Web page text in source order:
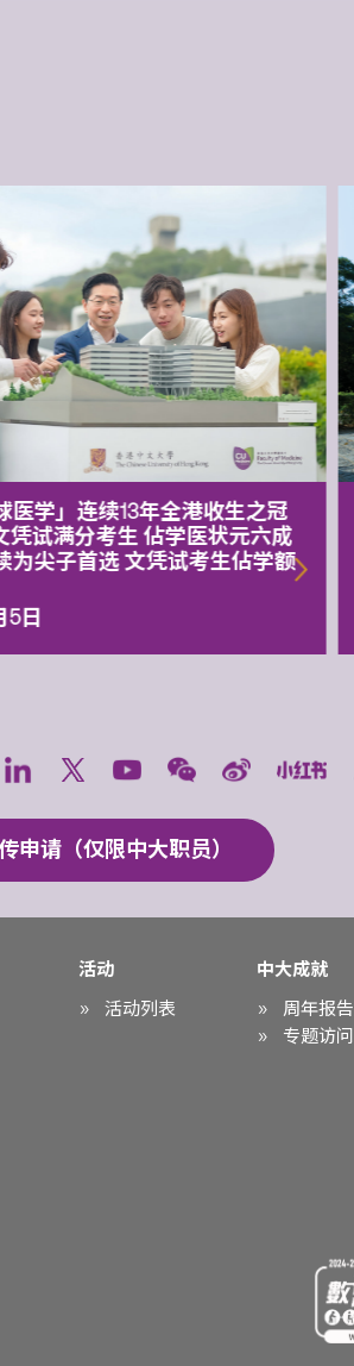
医学」连续13年全港收生之冠
凭试满分考生 佔学医状元六成
为尖子首选 文凭试考生佔学额
日
申请（仅限中大职员）
活动
活动列表
中大成就
周年报告
专题访问